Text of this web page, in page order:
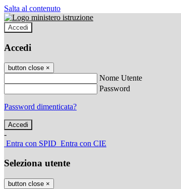
Salta al contenuto
Accedi
Accedi
button close ×
Nome Utente
Password
Password dimenticata?
-
Entra con SPID Entra con CIE
Seleziona utente
button close ×